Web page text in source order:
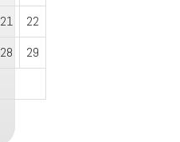
21
22
28
29